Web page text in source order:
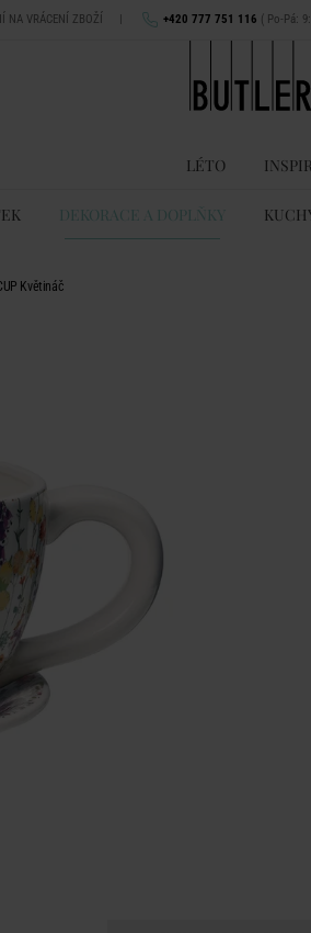
NA VRÁCENÍ ZBOŽÍ | +420 777 751 116 ( Po-Pá:
LÉTO
DEKORACE A DOPLŇKY
Květináč